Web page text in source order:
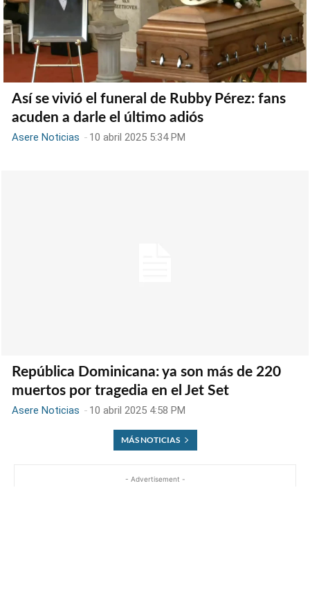
Así se vivió el funeral de Rubby Pérez: fans
acuden a darle el último adiós
Asere Noticias - 10 abril 2025 5:34 PM
República Dominicana: ya son más de 220
muertos por tragedia en el Jet Set
Asere Noticias - 10 abril 2025 4:58 PM
MÁS NOTICIAS
- Advertisement -